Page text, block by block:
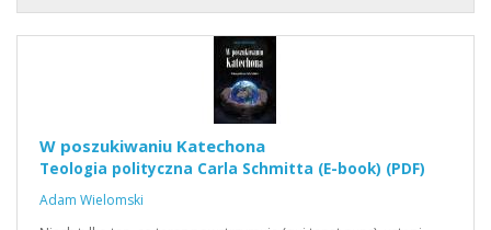
W poszukiwaniu Katechona
Teologia polityczna Carla Schmitta (E-book) (PDF)
Adam Wielomski